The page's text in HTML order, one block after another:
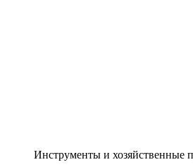
Инструменты и хозяйственные